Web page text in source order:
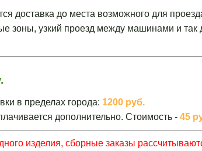
доставка до места возможного для
зоны, узкий проезд между машинами и
в пределах города: 1200 руб.
дополнительно. Стоимость - 45
изделия, сборные заказы